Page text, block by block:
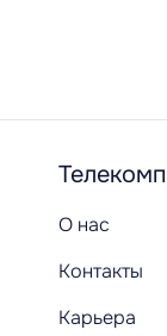
О нас
Контакты
Карьера